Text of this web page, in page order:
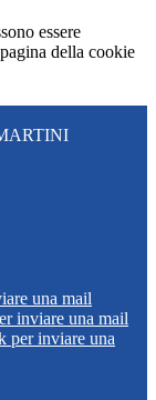
essere
della cookie
una mail
inviare una mail
per inviare una